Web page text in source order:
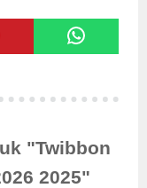
"Twibbon
2025"